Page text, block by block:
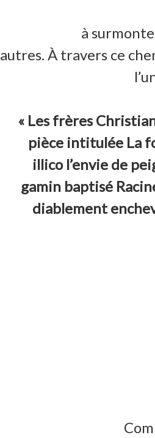
à
autres. À travers ce
« Les frères
pièce intitulée La
illico l’envie de
gamin baptisé
diablement